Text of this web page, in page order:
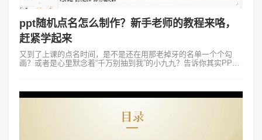
ppt随机点名怎么制作？新手老师的教程来咯，
赶紧学起来
又到了上课的点名时间，是不是还在用那老掉牙的名单一个个勾
画？或者是心里默念着“千万别抽到我”的小九九？告诉你其实PPT